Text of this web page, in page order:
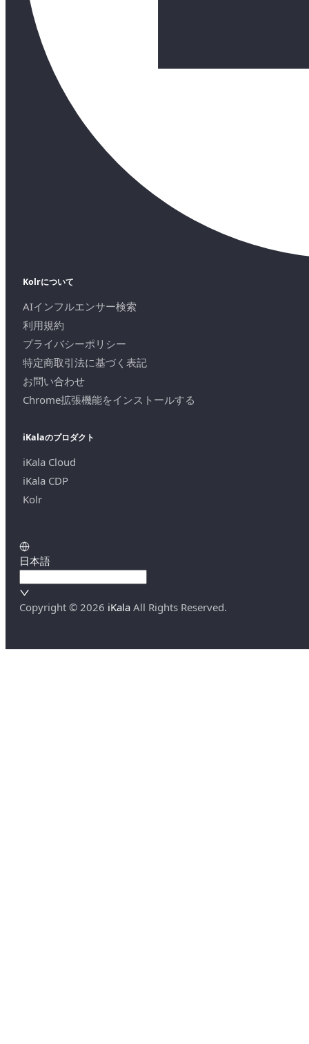
Kolrについて
AIインフルエンサー検索
利用規約
プライバシーポリシー
特定商取引法に基づく表記
お問い合わせ
Chrome拡張機能をインストールする
iKalaのプロダクト
iKala Cloud
iKala CDP
Kolr
日本語
Copyright © 2026 iKala All Rights Reserved.